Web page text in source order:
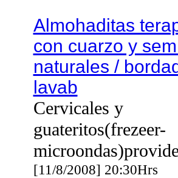
Almohaditas
con cuarzo y
naturales /
lavab
Cervicales y
guateritos(frezeer-
[11/8/2008] 20:30Hrs